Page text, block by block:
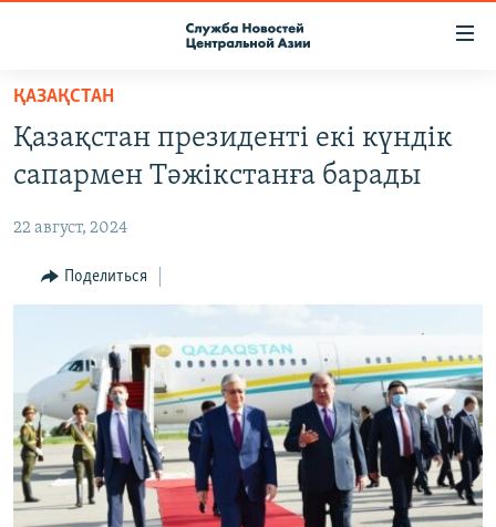
Вернуться
основному
содержанию
Вернутся
навигации
Вернутся
поиску
ПОДПИСКА
КОНТАКТЫ
RFE/RL ДИРЕКТ
НАСТОЯЩЕЕ ВРЕМЯ
ҚАЗАҚСТАН
Қазақстан президенті екі күндік
сапармен Тәжікстанға барады
22 август, 2024
Поделиться